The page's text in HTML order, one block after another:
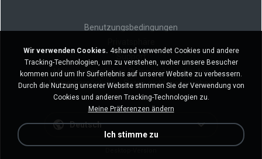
Benutzungsbedingungen
Meine persönlichen Daten nicht verkaufen
Meine persönlichen Daten nicht weitergeben
Deutsch
Wir verwenden Cookies. 4shared verwendet Cookies und andere
Tracking-Technologien, um zu verstehen, woher unsere Besucher
kommen und um Ihr Surferlebnis auf unserer Website zu verbessern.
Durch die Nutzung unserer Website stimmen Sie der Verwendung von
Cookies und anderen Tracking-Technologien zu.
Meine Präferenzen ändern
Ich stimme zu